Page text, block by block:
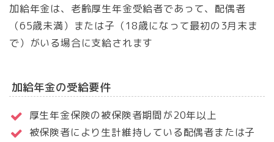
加給年金は、老齢厚生年金受給者であって、配偶者
（65歳未満）または子（18歳になって最初の3月末ま
で）がいる場合に支給されます
加給年金の受給要件
厚生年金保険の被保険者期間が20年以上
被保険者により生計維持している配偶者または子